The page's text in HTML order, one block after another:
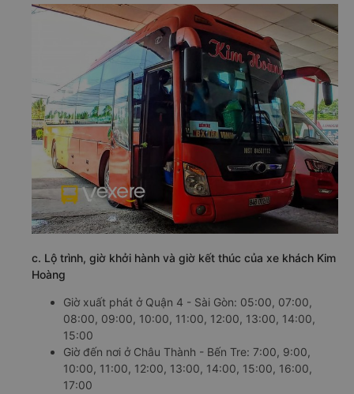
c. Lộ trình, giờ khởi hành và giờ kết thúc của xe khách Kim
Hoàng
Giờ xuất phát ở Quận 4 - Sài Gòn: 05:00, 07:00,
08:00, 09:00, 10:00, 11:00, 12:00, 13:00, 14:00,
15:00
Giờ đến nơi ở Châu Thành - Bến Tre: 7:00, 9:00,
10:00, 11:00, 12:00, 13:00, 14:00, 15:00, 16:00,
17:00